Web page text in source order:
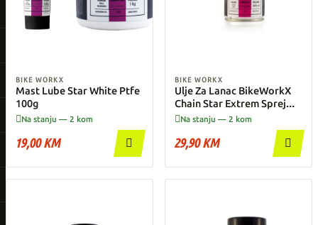
BIKE WORKX
Mast Lube Star White Ptfe
100g
Na stanju — 2 kom
19,00 KM 
BIKE WORKX
Ulje Za Lanac BikeWorkX
Chain Star Extrem Sprej
400ml
Na stanju — 2 kom
29,90 KM 